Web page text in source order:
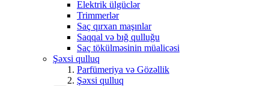
Elektrik ülgüclər
Trimmerlər
Saç qırxan maşınlar
Saqqal və bığ qulluğu
Saç tökülməsinin müalicəsi
Şəxsi qulluq
Parfümeriya və Gözəllik
Şəxsi qulluq